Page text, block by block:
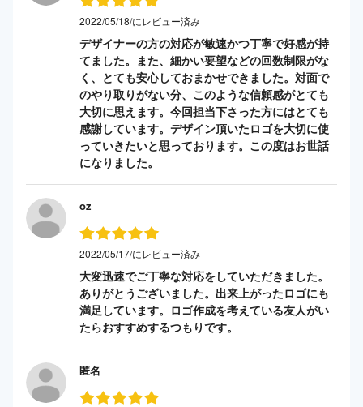
2022/05/18/にレビュー済み
デザイナーの方の対応が敏速かつ丁寧で好感が持
てました。また、細かい要望などの回数制限がな
く、とても安心しておまかせできました。対面で
のやり取りがない分、このような信頼感がとても
大切に思えます。今回担当下さった方にはとても
感謝しています。デザイン頂いたロゴを大切に使
っていきたいと思っております。この度はお世話
になりました。
oz
2022/05/17/にレビュー済み
大変迅速でご丁寧な対応をしていただきました。
ありがとうございました。出来上がったロゴにも
満足しています。ロゴ作成を考えている友人がい
たらおすすめするつもりです。
匿名